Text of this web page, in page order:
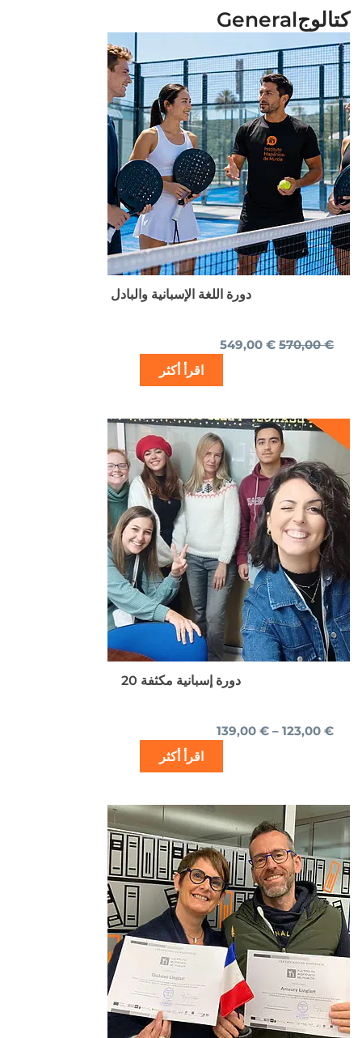
كتالوجGeneral
دورة اللغة الإسبانية والبادل
570,00€
الأصلي
هو:
570,00 €.
549,00€
الحالي
هو:
549,00 €.
اقرأ أكثر
دورة إسبانية مكثفة 20
123,00€
–
139,00€
نطاق
السعر:
من
⁦123,00 €⁩
خلال
⁦139,00 €⁩
اقرأ أكثر
هناك
العديد
من
الأشكال
المختلفة
لهذا
المنتج.
يمكن
اختيار
الخيارات
على
صفحة
المنتج
نطاق
السعر:
من
⁦71,00 €⁩
خلال
⁦79,00 €⁩
هناك
العديد
من
الأشكال
المختلفة
لهذا
المنتج.
يمكن
اختيار
الخيارات
على
صفحة